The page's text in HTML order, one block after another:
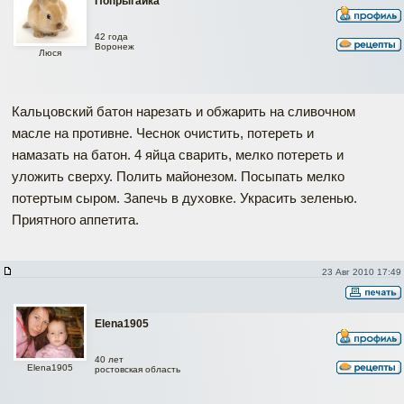
Люся
42 года
Воронеж
Кальцовский батон нарезать и обжарить на сливочном
масле на противне. Чеснок очистить, потереть и
намазать на батон. 4 яйца сварить, мелко потереть и
уложить сверху. Полить майонезом. Посыпать мелко
потертым сыром. Запечь в духовке. Украсить зеленью.
Приятного аппетита.
23 Авг 2010 17:49
Elena1905
Elena1905
40 лет
ростовская область